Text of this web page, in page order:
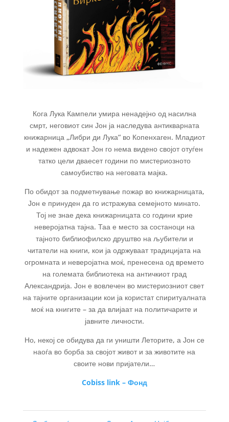
Кога Лука Кампели умира ненадејно од насилна
смрт, неговиот син Јон ја наследува антикварната
книжарница „Либри ди Лука“ во Копенхаген. Младиот
и надежен адвокат Јон го нема видено својот отуѓен
татко цели дваесет години по мистериозното
самоубиство на неговата мајка.
По обидот за подметнување пожар во книжарницата,
Јон е принуден да го истражува семејното минато.
Тој не знае дека книжарницата со години крие
неверојатна тајна. Таа е место за состаноци на
тајното библиофилско друштво на љубители и
читатели на книги, кои ја одржуваат традицијата на
огромната и неверојатна моќ, пренесена од времето
на големата библиотека на античкиот град
Александрија. Јон е вовлечен во мистериозниот свет
на тајните организации кои ја користат спиритуалната
моќ на книгите – за да влијаат на политичарите и
јавните личности.
Но, некој се обидува да ги уништи Леторите, а Јон се
наоѓа во борба за својот живот и за животите на
своите нови пријатели…
Cobiss link – Фонд